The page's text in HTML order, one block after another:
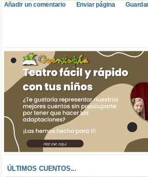
Añadir un comentario Enviar página
ÚLTIMOS CUENTOS...